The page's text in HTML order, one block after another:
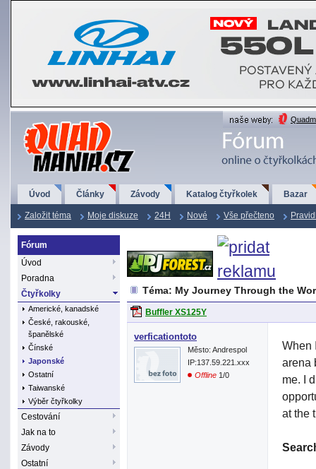
QuadMania.cz
Úvod Články Závody Katalog čtyřkolek Bazar
Založit téma Moje diskuze 24H Nové Vše přečteno
Fórum
Úvod
Poradna
Čtyřkolky
Americké, kanadské
České, rakouské,
španělské
Čínské
Japonské
Ostatní
Taiwanské
Výběr čtyřkolky
Cestování
Jak na to
Závody
Ostatní
Téma: My Journey Through the
Buffler XS125Y
verficationtoto
Město: Andrespol
IP:137.59.221.xxx
Offline 1/0
When
arena
me. I
at the